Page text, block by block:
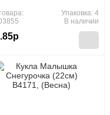
Упаковка: 4
В наличии